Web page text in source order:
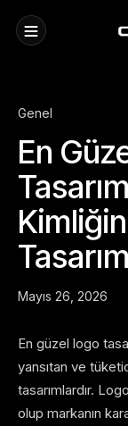
Genel
En
Mayıs 26, 2026
En güzel logo
yansıtan ve
tasarımlardır.
olup markanın